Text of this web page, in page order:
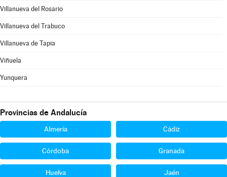
Villanueva del Rosario
Villanueva del Trabuco
Villanueva de Tapia
Viñuela
Yunquera
Provincias de Andalucía
Almería Cádiz
Córdoba Granada
Huelva Jaén